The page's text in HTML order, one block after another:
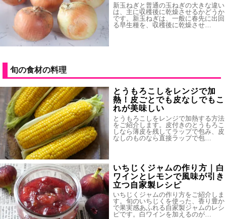
新玉ねぎと普通の玉ねぎの大きな違い
は、主に収穫後に乾燥させるかどうか
です。新玉ねぎは、一般に春先に出回
る早生種を、収穫後に乾燥させ…
旬の食材の料理
とうもろこしをレンジで加
熱！皮ごとでも皮なしでもこ
れが美味しい
とうもろこしをレンジで加熱する方法
をご紹介します。皮付きのとうもろこ
しなら薄皮を残してラップで包み、皮
なしのものなら直接ラップで包…
いちじくジャムの作り方｜白
ワインとレモンで風味が引き
立つ自家製レシピ
いちじくジャムの作り方をご紹介しま
す。旬のいちじくを使った、香り豊か
で果実感あふれる自家製ジャムのレシ
ピです。白ワインを加えるのが…